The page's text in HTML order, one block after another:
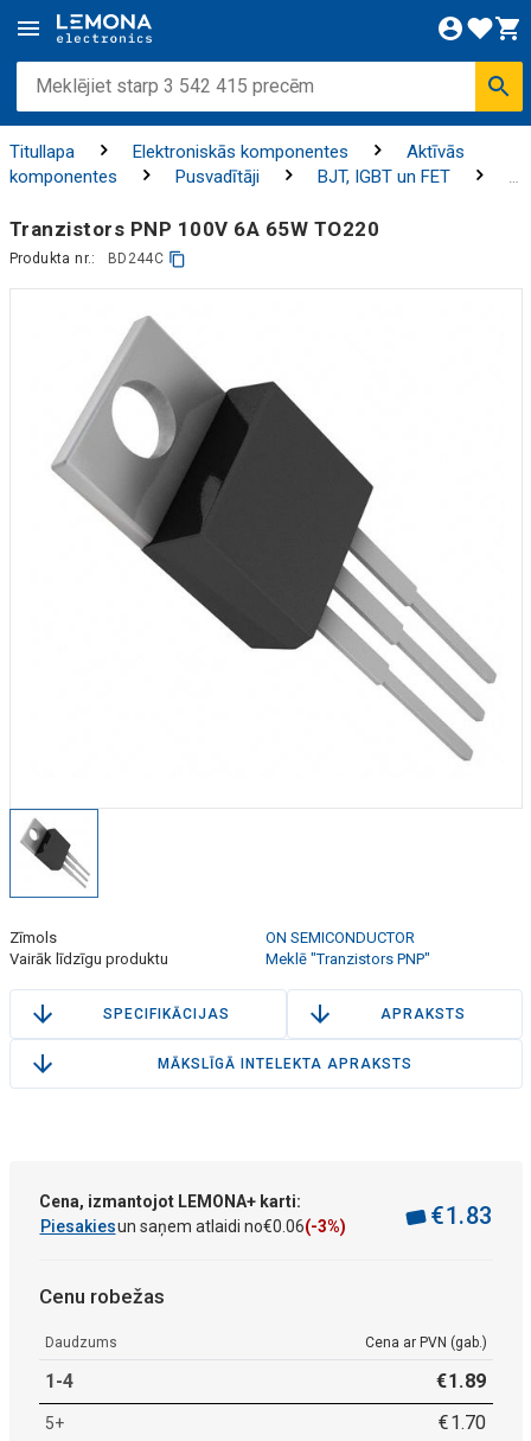
Titullapa Elektroniskās komponentes
Aktīvās
komponentes
Pusvadītāji
BJT, IGBT un FET
Tranzistors PNP 100V 6A 65W TO220
Produkta nr.: BD244C
Zīmols
ON SEMICONDUCTOR
Vairāk līdzīgu produktu
Meklē "Tranzistors PNP"
SPECIFIKĀCIJAS APRAKSTS
MĀKSLĪGĀ INTELEKTA APRAKSTS
Cena, izmantojot LEMONA+ karti:
Piesakiesun saņem atlaidi no€0 06(-3%) €1.83
Cenu robežas
Daudzums Cena ar PVN (gab.)
1-4 €1.89
5+ €1.70